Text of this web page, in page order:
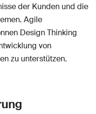
der Kunden und die
Agile
Design Thinking
von
zu unterstützen.